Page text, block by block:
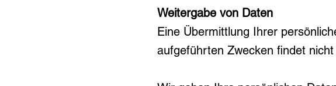
Weitergabe von Daten
Eine Übermittlung Ihrer
aufgeführten Zwecken findet